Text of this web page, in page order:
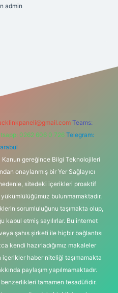
admin
elexbetgiris.org
Teams:
0262 606 0 726 Telegram:
Kanun gereğince Bilgi Teknolojileri
onaylanmış bir Yer Sağlayıcı
sitedeki içerikleri proaktif
bulunmamaktadır.
sorumluluğunu taşımakta olup,
kabul etmiş sayılırlar. Bu internet
şahıs şirketi ile hiçbir bağlantısı
kendi hazırladığımız makaleler
içerikler haber niteliği taşımamakta
paylaşım yapılmamaktadır.
tamamen tesadüfidir.